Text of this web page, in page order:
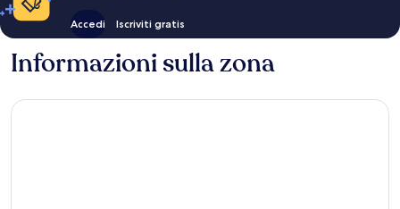
Accedi Iscriviti gratis
Informazioni sulla zona